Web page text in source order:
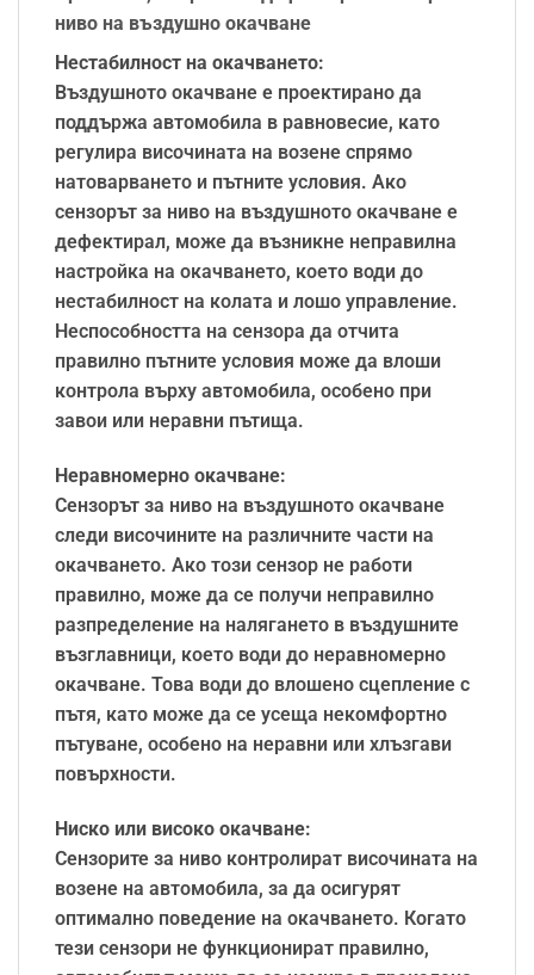
ниво на въздушно окачване
Нестабилност на окачването:
Въздушното окачване е проектирано да
поддържа автомобила в равновесие, като
регулира височината на возене спрямо
натоварването и пътните условия. Ако
сензорът за ниво на въздушното окачване е
дефектирал, може да възникне неправилна
настройка на окачването, което води до
нестабилност на колата и лошо управление.
Неспособността на сензора да отчита
правилно пътните условия може да влоши
контрола върху автомобила, особено при
завои или неравни пътища.
Неравномерно окачване:
Сензорът за ниво на въздушното окачване
следи височините на различните части на
окачването. Ако този сензор не работи
правилно, може да се получи неправилно
разпределение на налягането в въздушните
възглавници, което води до неравномерно
окачване. Това води до влошено сцепление с
пътя, като може да се усеща некомфортно
пътуване, особено на неравни или хлъзгави
повърхности.
Ниско или високо окачване:
Сензорите за ниво контролират височината на
возене на автомобила, за да осигурят
оптимално поведение на окачването. Когато
тези сензори не функционират правилно,